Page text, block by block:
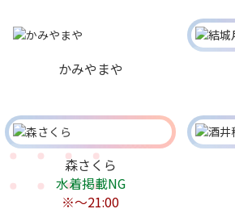
かみやまや
森さくら
水着掲載NG
※～21:00